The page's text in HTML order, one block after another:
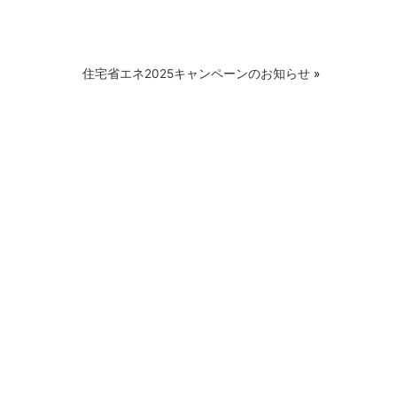
住宅省エネ2025キャンペーンのお知らせ»